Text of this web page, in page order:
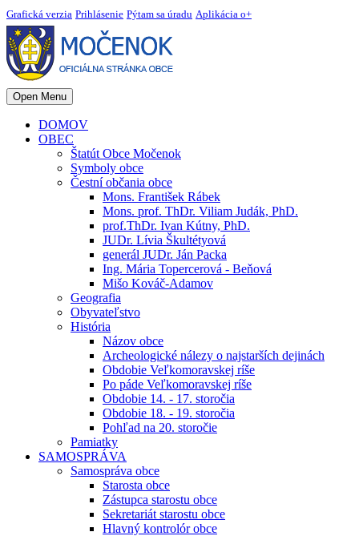
Grafická verzia Prihlásenie Pýtam sa úradu Aplikácia o+
Open Menu
DOMOV
OBEC
Štatút Obce Močenok
Symboly obce
Čestní občania obce
Mons. František Rábek
Mons. prof. ThDr. Viliam Judák, PhD.
prof.ThDr. Ivan Kútny, PhD.
JUDr. Lívia Škultétyová
generál JUDr. Ján Packa
Ing. Mária Topercerová - Beňová
Mišo Kováč-Adamov
Geografia
Obyvateľstvo
História
Názov obce
Archeologické nálezy o najstarších dejinách
Obdobie Veľkomoravskej ríše
Po páde Veľkomoravskej ríše
Obdobie 14. - 17. storočia
Obdobie 18. - 19. storočia
Pohľad na 20. storočie
Pamiatky
SAMOSPRÁVA
Samospráva obce
Starosta obce
Zástupca starostu obce
Sekretariát starostu obce
Hlavný kontrolór obce